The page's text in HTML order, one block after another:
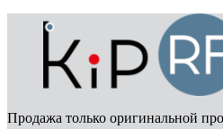
Продажа только оригинальной